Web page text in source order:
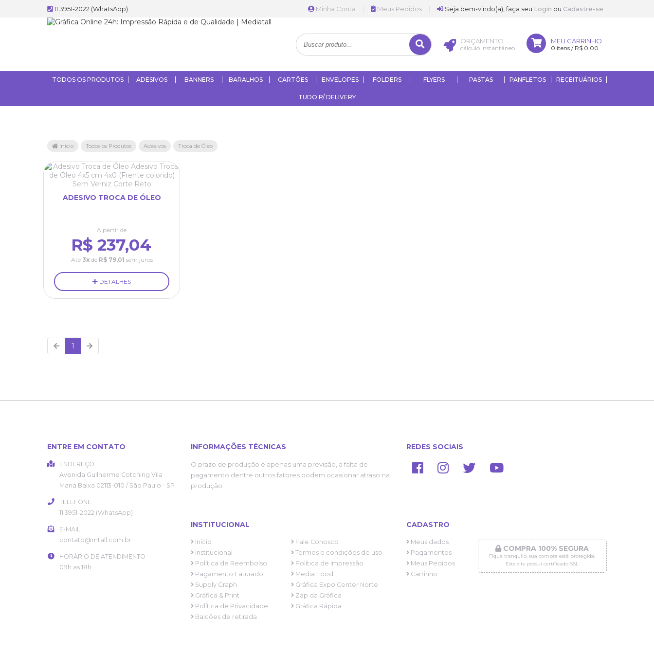
11 3951-2022 (WhatsApp) Minha Conta Meus Pedidos Seja bem-vindo(a), faça seu Login ou Cadastre-se
ORÇAMENTO
cálculo instantâneo
MEU CARRINHO
0 itens / R$ 0,00
TODOS OS PRODUTOS ADESIVOS BANNERS BARALHOS CARTÕES ENVELOPES FOLDERS FLYERS PASTAS PANFLETOS RECEITUÁRIOS
TUDO P/ DELIVERY
Início Todos os Produtos Adesivos Troca de Óleo
ADESIVO TROCA DE ÓLEO
A partir de
R$ 237,04
Até 3xde R$ 79,01 sem juros
DETALHES
1
ENTRE EM CONTATO
ENDEREÇO
Avenida Guilherme Cotching Vila
Maria Baixa 02113-010 / São Paulo - SP
TELEFONE
11 3951-2022 (WhatsApp)
E-MAIL
contato@mtall.com.br
HORÁRIO DE ATENDIMENTO
09h as 18h.
INFORMAÇÕES TÉCNICAS
O prazo de produção é apenas uma previsão, a falta de
pagamento dentre outros fatores podem ocasionar atraso na
produção.
REDES SOCIAIS
INSTITUCIONAL
Início
Fale Conosco
Institucional
Termos e condições de uso
Política de Reembolso
Política de Impressão
Pagamento Faturado
Media Food
Supply Graph
Gráfica Expo Center Norte
Gráfica & Print
Zap da Gráfica
Política de Privacidade
Gráfica Rápida
Balcões de retirada
CADASTRO
Meus dados
Pagamentos
Meus Pedidos
Carrinho
COMPRA 100% SEGURA
Fique tranquilo, sua compra está protegida!
Este site possui certificado SSL